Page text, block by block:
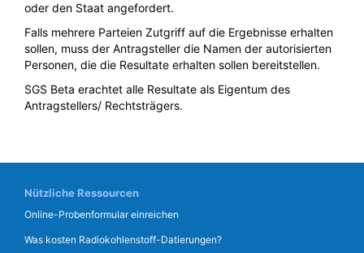
oder den Staat angefordert.
Falls mehrere Parteien Zutgriff auf die Ergebnisse erhalten
sollen, muss der Antragsteller die Namen der autorisierten
Personen, die die Resultate erhalten sollen bereitstellen.
SGS Beta erachtet alle Resultate als Eigentum des
Antragstellers/ Rechtsträgers.
Nützliche Ressourcen
Online-Probenformular einreichen
Was kosten Radiokohlenstoff-Datierungen?